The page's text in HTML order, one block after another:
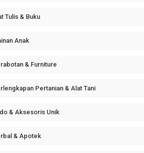
Tulis & Buku
Anak
& Furniture
Pertanian & Alat Tani
& Aksesoris Unik
& Apotek